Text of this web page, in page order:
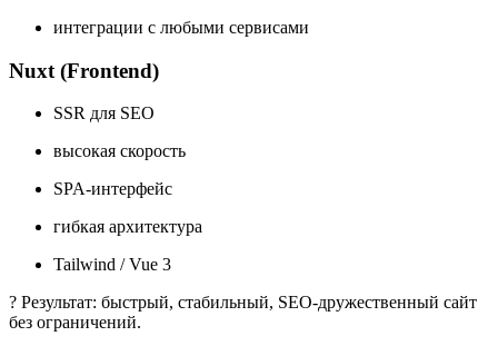
интеграции с любыми сервисами
Nuxt (Frontend)
SSR для SEO
высокая скорость
SPA-интерфейс
гибкая архитектура
Tailwind / Vue 3
? Результат: быстрый, стабильный, SEO-дружественный сайт
без ограничений.